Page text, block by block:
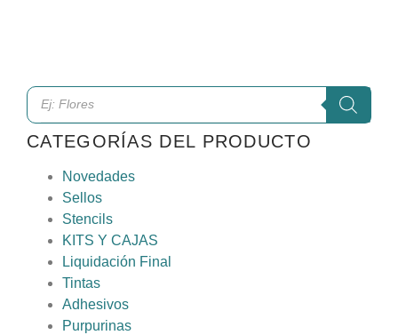
CATEGORÍAS DEL PRODUCTO
Novedades
Sellos
Stencils
KITS Y CAJAS
Liquidación Final
Tintas
Adhesivos
Purpurinas